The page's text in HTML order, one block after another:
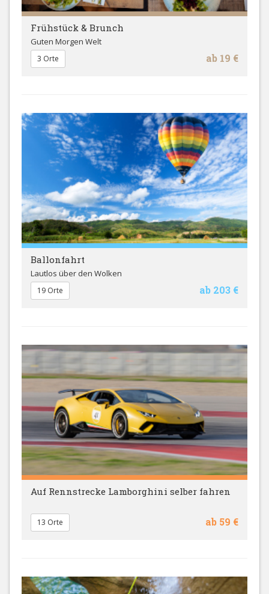
Frühstück & Brunch
Guten Morgen Welt
ab 19 €
3 Orte
Ballonfahrt
Lautlos über den Wolken
ab 203 €
19 Orte
Auf Rennstrecke Lamborghini selber fahren
ab 59 €
13 Orte